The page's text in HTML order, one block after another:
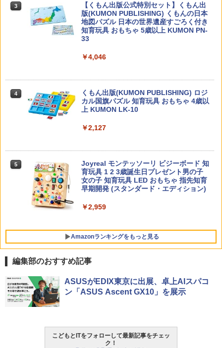
￥-
￥2,200
す
￥2,750
3
【くもん出版公式特別セット】くもん出
版(KUMON PUBLISHING) くもんの日本
地図パズル 日本の世界遺産すごろく付き
知育玩具 おもちゃ 5歳以上 KUMON PN-
33
￥4,046
4
くもん出版(KUMON PUBLISHING) ロジ
カル国旗パズル 知育玩具 おもちゃ 4歳以
上 KUMON LK-10
￥2,127
5
Joyreal モンテッソーリ ビジーボード 知
育玩具 1 2 3歳誕生日プレゼント男の子
女の子 知育玩具 LED おもちゃ 指先知育
早期開発 (スタンダード・エディション)
￥2,959
Amazonランキングをもっと見る
1
タッチペンで音が聞ける!はじめてずかん
1000 英語つき ([バラエティ])
中学英語をもう一度ひとつひとつわかり
1
ThinkFun ボードゲーム 「サーキット・
メイズ」 配線回路をプログラミングする
日本語説明書付 8歳~ 76341 誕生日 クリ
編集部のおすすめ記事
ASUSがEDIX東京に出展、卓上AIスパコ
ン「ASUS Ascent GX10」を展示
こどもとITをフォローして最新記事をチェッ
ク！